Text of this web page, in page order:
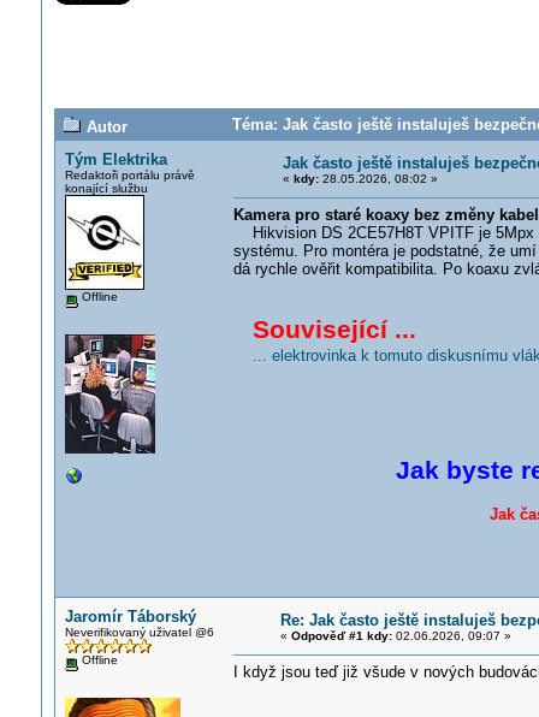
Autor
Téma: Jak často ještě instaluješ
Tým Elektrika
Redaktoři portálu právě
konající službu
Offline
Jak často ještě instaluješ
« kdy:28.05.2026, 08:02 »
Kamera pro staré koaxy bez změny
Hikvision DS 2CE57H8T VPITF je 5Mpx
systému. Pro montéra je podstatné, že
dá rychle ověřit kompatibilita. Po koaxu
Související ...
... elektrovinka k tomuto diskusnímu
Jak byste
Jak
Jaromír Táborský
Neverifikovaný uživatel @6
Offline
Re: Jak často ještě instaluješ
« Odpověď #1 kdy:02.06.2026, 09:07 »
I když jsou teď již všude v nových